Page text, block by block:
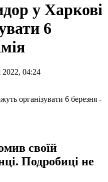
у Харкові
6
2022, 04:24
своїй
Подробиці не